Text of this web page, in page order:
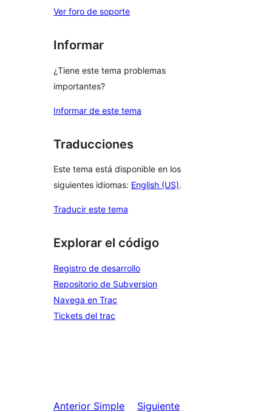
Ver foro de soporte
Informar
¿Tiene este tema problemas
importantes?
Informar de este tema
Traducciones
Este tema está disponible en los
siguientes idiomas: English (US).
Traducir este tema
Explorar el código
Registro de desarrollo
Repositorio de Subversion
Navega en Trac
Tickets del trac
Anterior Simple
Siguiente